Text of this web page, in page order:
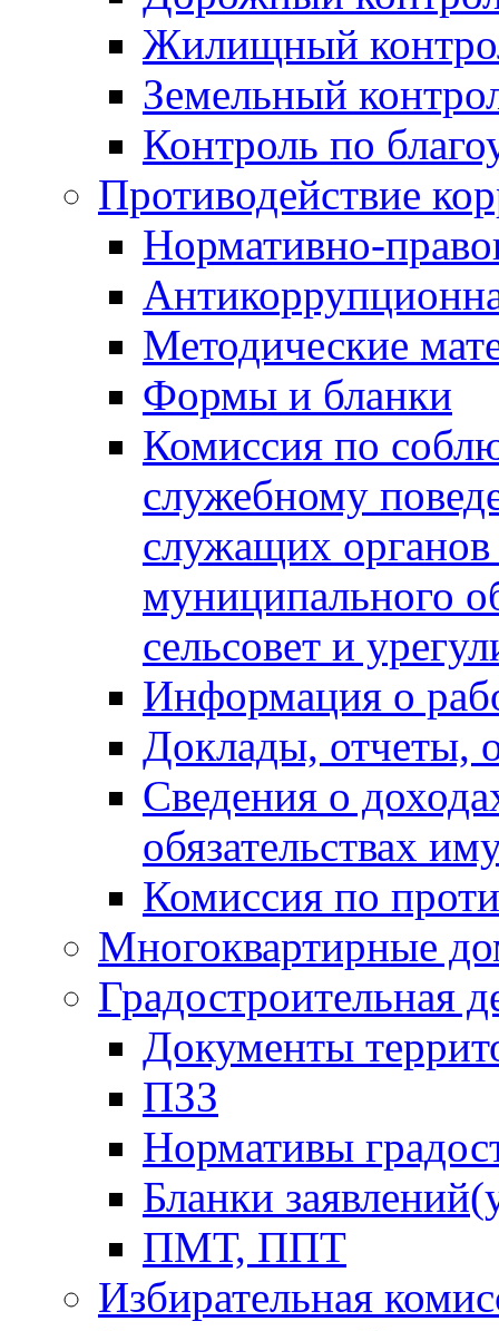
Жилищный
Земельный
Контроль по
Противодействие
Нормативно-
Методические
Формы и бланки
Комиссия по
служебному
служащих органов
муниципального
сельсовет и
Информация о
Доклады, отчеты,
Сведения о
обязательствах
Комиссия по
Многоквартирные
Градостроительная
Документы
ПЗЗ
Нормативы
Бланки
ПМТ, ППТ
Избирательная